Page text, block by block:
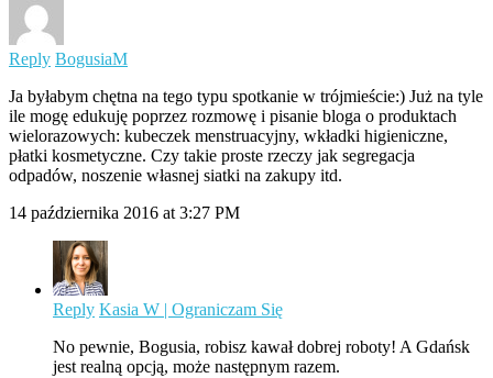
Reply BogusiaM
Ja byłabym chętna na tego typu spotkanie w trójmieście:) Już na tyle
ile mogę edukuję poprzez rozmowę i pisanie bloga o produktach
wielorazowych: kubeczek menstruacyjny, wkładki higieniczne,
płatki kosmetyczne. Czy takie proste rzeczy jak segregacja
odpadów, noszenie własnej siatki na zakupy itd.
14 października 2016 at 3:27 PM
Reply Kasia W | Ograniczam Się
No pewnie, Bogusia, robisz kawał dobrej roboty! A Gdańsk
jest realną opcją, może następnym razem.